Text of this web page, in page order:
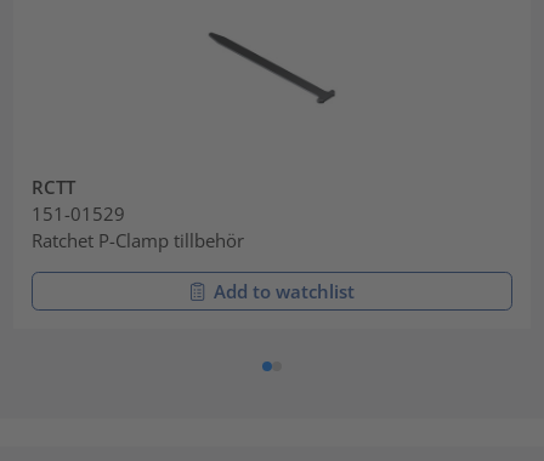
RCTT
151-01529
Ratchet P-Clamp tillbehör
Add to watchlist